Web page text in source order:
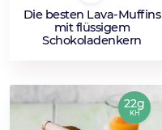
Die besten Lava-Muffins
mit flüssigem
Schokoladenkern
22g
KH